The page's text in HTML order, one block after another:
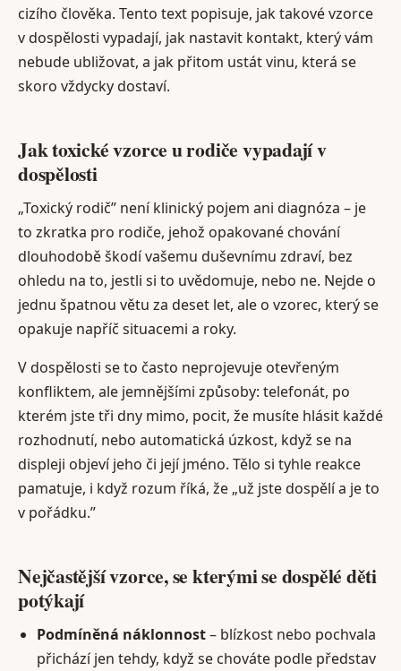
cizího člověka. Tento text popisuje, jak takové vzorce
v dospělosti vypadají, jak nastavit kontakt, který vám
nebude ubližovat, a jak přitom ustát vinu, která se
skoro vždycky dostaví.
Jak toxické vzorce u rodiče vypadají v
dospělosti
„Toxický rodič” není klinický pojem ani diagnóza – je
to zkratka pro rodiče, jehož opakované chování
dlouhodobě škodí vašemu duševnímu zdraví, bez
ohledu na to, jestli si to uvědomuje, nebo ne. Nejde o
jednu špatnou větu za deset let, ale o vzorec, který se
opakuje napříč situacemi a roky.
V dospělosti se to často neprojevuje otevřeným
konfliktem, ale jemnějšími způsoby: telefonát, po
kterém jste tři dny mimo, pocit, že musíte hlásit každé
rozhodnutí, nebo automatická úzkost, když se na
displeji objeví jeho či její jméno. Tělo si tyhle reakce
pamatuje, i když rozum říká, že „už jste dospělí a je to
v pořádku.”
Nejčastější vzorce, se kterými se dospělé děti
potýkají
Podmíněná náklonnost– blízkost nebo pochvala
přichází jen tehdy, když se chováte podle představ